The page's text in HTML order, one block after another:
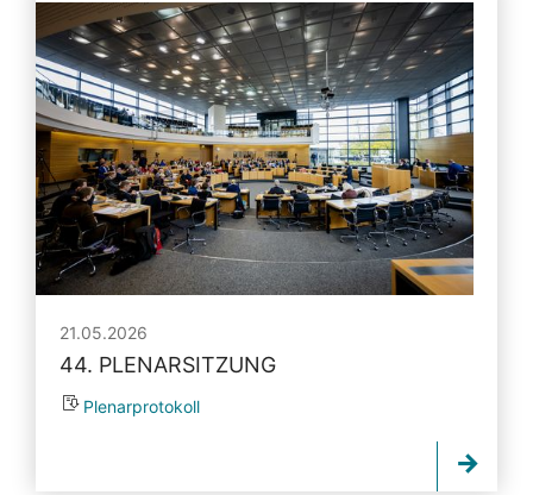
21.05.2026
44. PLENARSITZUNG
Plenarprotokoll